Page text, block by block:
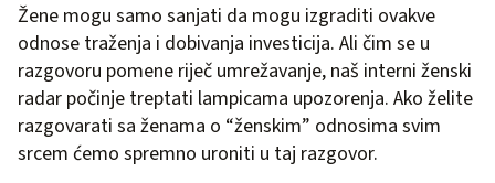
Žene mogu samo sanjati da mogu izgraditi ovakve
odnose traženja i dobivanja investicija. Ali čim se u
razgovoru pomene riječ umrežavanje, naš interni ženski
radar počinje treptati lampicama upozorenja. Ako želite
razgovarati sa ženama o “ženskim” odnosima svim
srcem ćemo spremno uroniti u taj razgovor.